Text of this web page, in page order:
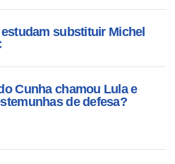
substituir Michel
Cunha chamou Lula e
de defesa?